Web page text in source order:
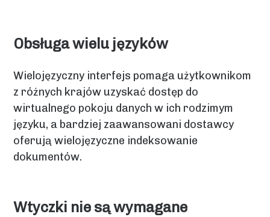
Obsługa wielu języków
Wielojęzyczny interfejs pomaga użytkownikom
z różnych krajów uzyskać dostęp do
wirtualnego pokoju danych w ich rodzimym
języku, a bardziej zaawansowani dostawcy
oferują wielojęzyczne indeksowanie
dokumentów.
Wtyczki nie są wymagane